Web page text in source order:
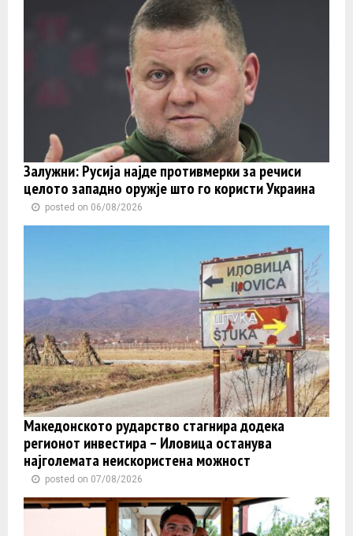
Залужни: Русија најде противмерки за речиси
целото западно оружје што го користи Украина
posted on 06/08/2026
Македонското рударство стагнира додека
регионот инвестира – Иловица останува
најголемата неискористена можност
posted on 07/08/2026